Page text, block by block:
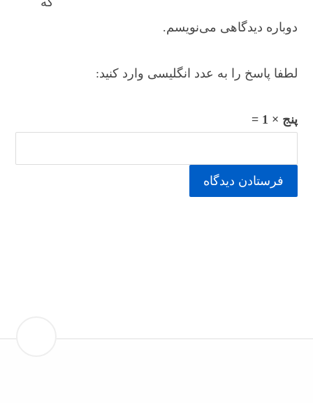
دوباره دیدگاهی می‌نویسم.
لطفا پاسخ را به عدد انگلیسی وارد کنید:
پنج × 1 =